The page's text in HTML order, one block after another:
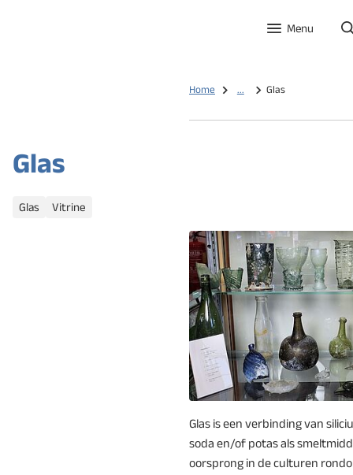
Menu
Home ... Glas
Glas
Glas
Vitrine
Glas is een verbinding van
soda en/of potas als
oorsprong in de culturen